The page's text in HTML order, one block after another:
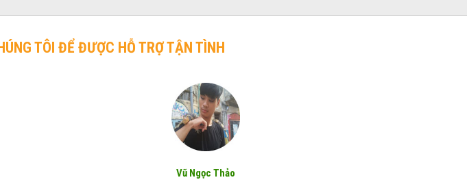
TÔI ĐỂ ĐƯỢC HỖ TRỢ TẬN TÌNH
Vũ Ngọc Thảo